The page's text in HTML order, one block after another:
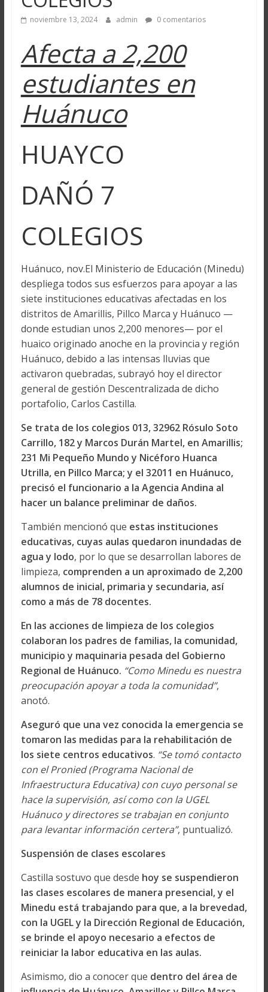
noviembre 13, 2024 admin 0 comentarios
Afecta a 2,200
estudiantes en
Huánuco
HUAYCO
DAÑÓ 7
COLEGIOS
Huánuco, nov.El Ministerio de Educación (Minedu)
despliega todos sus esfuerzos para apoyar a las
siete instituciones educativas afectadas en los
distritos de Amarillis, Pillco Marca y Huánuco —
donde estudian unos 2,200 menores— por el
huaico originado anoche en la provincia y región
Huánuco, debido a las intensas lluvias que
activaron quebradas, subrayó hoy el director
general de gestión Descentralizada de dicho
portafolio, Carlos Castilla.
Se trata de los colegios 013, 32962 Rósulo Soto
Carrillo, 182 y Marcos Durán Martel, en Amarillis;
231 Mi Pequeño Mundo y Nicéforo Huanca
Utrilla, en Pillco Marca; y el 32011 en Huánuco,
precisó el funcionario a la Agencia Andina al
hacer un balance preliminar de daños.
También mencionó que estas instituciones
educativas, cuyas aulas quedaron inundadas de
agua y lodo, por lo que se desarrollan labores de
limpieza, comprenden a un aproximado de 2,200
alumnos de inicial, primaria y secundaria, así
como a más de 78 docentes.
En las acciones de limpieza de los colegios
colaboran los padres de familias, la comunidad,
municipio y maquinaria pesada del Gobierno
Regional de Huánuco. “Como Minedu es nuestra
preocupación apoyar a toda la comunidad”,
anotó.
Aseguró que una vez conocida la emergencia se
tomaron las medidas para la rehabilitación de
los siete centros educativos. “Se tomó contacto
con el Pronied (Programa Nacional de
Infraestructura Educativa) con cuyo personal se
hace la supervisión, así como con la UGEL
Huánuco y directores se trabajan en conjunto
para levantar información certera”, puntualizó.
Suspensión de clases escolares
Castilla sostuvo que desde hoy se suspendieron
las clases escolares de manera presencial, y el
Minedu está trabajando para que, a la brevedad,
con la UGEL y la Dirección Regional de Educación,
se brinde el apoyo necesario a efectos de
reiniciar la labor educativa en las aulas.
Asimismo, dio a conocer que dentro del área de